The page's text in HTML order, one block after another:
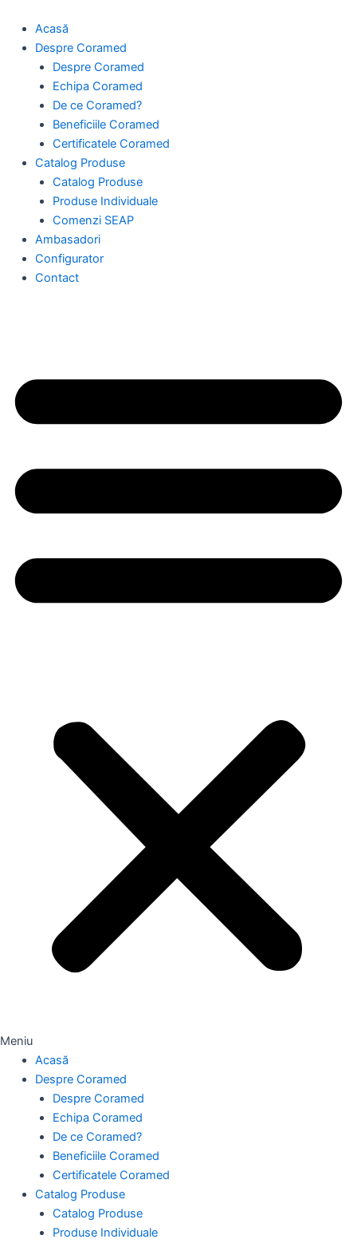
content
Acasă
Despre Coramed
Despre Coramed
Echipa Coramed
De ce Coramed?
Beneficiile Coramed
Certificatele Coramed
Catalog Produse
Catalog Produse
Produse Individuale
Comenzi SEAP
Ambasadori
Configurator
Contact
Meniu
Acasă
Despre Coramed
Despre Coramed
Echipa Coramed
De ce Coramed?
Beneficiile Coramed
Certificatele Coramed
Catalog Produse
Catalog Produse
Produse Individuale